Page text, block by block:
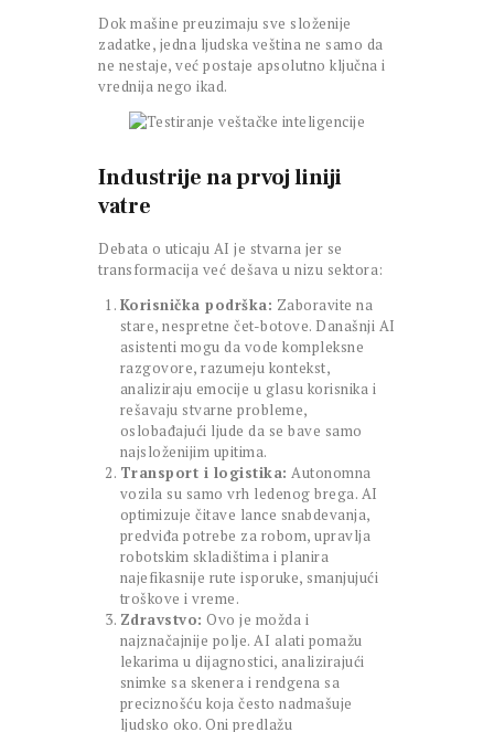
Dok mašine preuzimaju sve složenije
zadatke, jedna ljudska veština ne samo da
ne nestaje, već postaje apsolutno ključna i
vrednija nego ikad.
Industrije na prvoj liniji
vatre
Debata o uticaju AI je stvarna jer se
transformacija već dešava u nizu sektora:
Korisnička podrška: Zaboravite na
stare, nespretne čet-botove. Današnji AI
asistenti mogu da vode kompleksne
razgovore, razumeju kontekst,
analiziraju emocije u glasu korisnika i
rešavaju stvarne probleme,
oslobađajući ljude da se bave samo
najsloženijim upitima.
Transport i logistika: Autonomna
vozila su samo vrh ledenog brega. AI
optimizuje čitave lance snabdevanja,
predviđa potrebe za robom, upravlja
robotskim skladištima i planira
najefikasnije rute isporuke, smanjujući
troškove i vreme.
Zdravstvo: Ovo je možda i
najznačajnije polje. AI alati pomažu
lekarima u dijagnostici, analizirajući
snimke sa skenera i rendgena sa
preciznošću koja često nadmašuje
ljudsko oko. Oni predlažu